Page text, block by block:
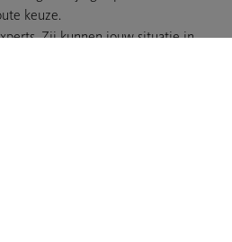
keuze.
Zij kunnen jouw situatie in